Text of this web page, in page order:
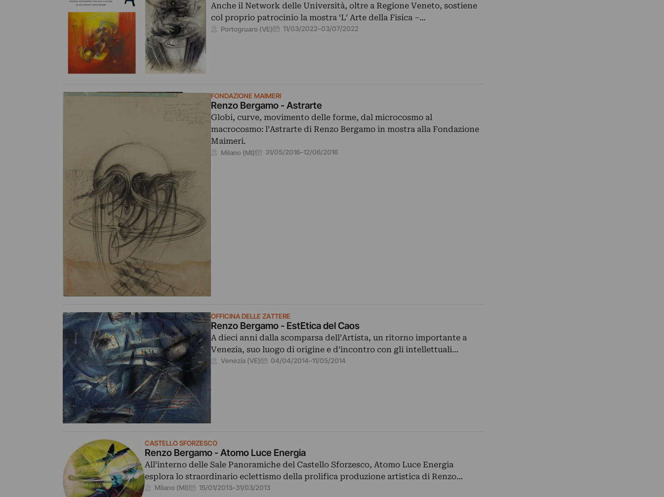
Anche il Network delle Università, oltre a Regione Veneto, sostiene
col proprio patrocinio la mostra ‘L’ Arte della Fisica –…
Portogruaro (VE) 11/03/2022–03/07/2022
FONDAZIONE MAIMERI
Renzo Bergamo - Astrarte
Globi, curve, movimento delle forme, dal microcosmo al
macrocosmo: l’Astrarte di Renzo Bergamo in mostra alla Fondazione
Maimeri.
Milano (MI) 31/05/2016–12/06/2016
OFFICINA DELLE ZATTERE
Renzo Bergamo - EstEtica del Caos
A dieci anni dalla scomparsa dell’Artista, un ritorno importante a
Venezia, suo luogo di origine e d’incontro con gli intellettuali…
Venezia (VE) 04/04/2014–11/05/2014
CASTELLO SFORZESCO
Renzo Bergamo - Atomo Luce Energia
All’interno delle Sale Panoramiche del Castello Sforzesco, Atomo Luce Energia
esplora lo straordinario eclettismo della prolifica produzione artistica di Renzo…
Milano (MI) 15/01/2013–31/03/2013